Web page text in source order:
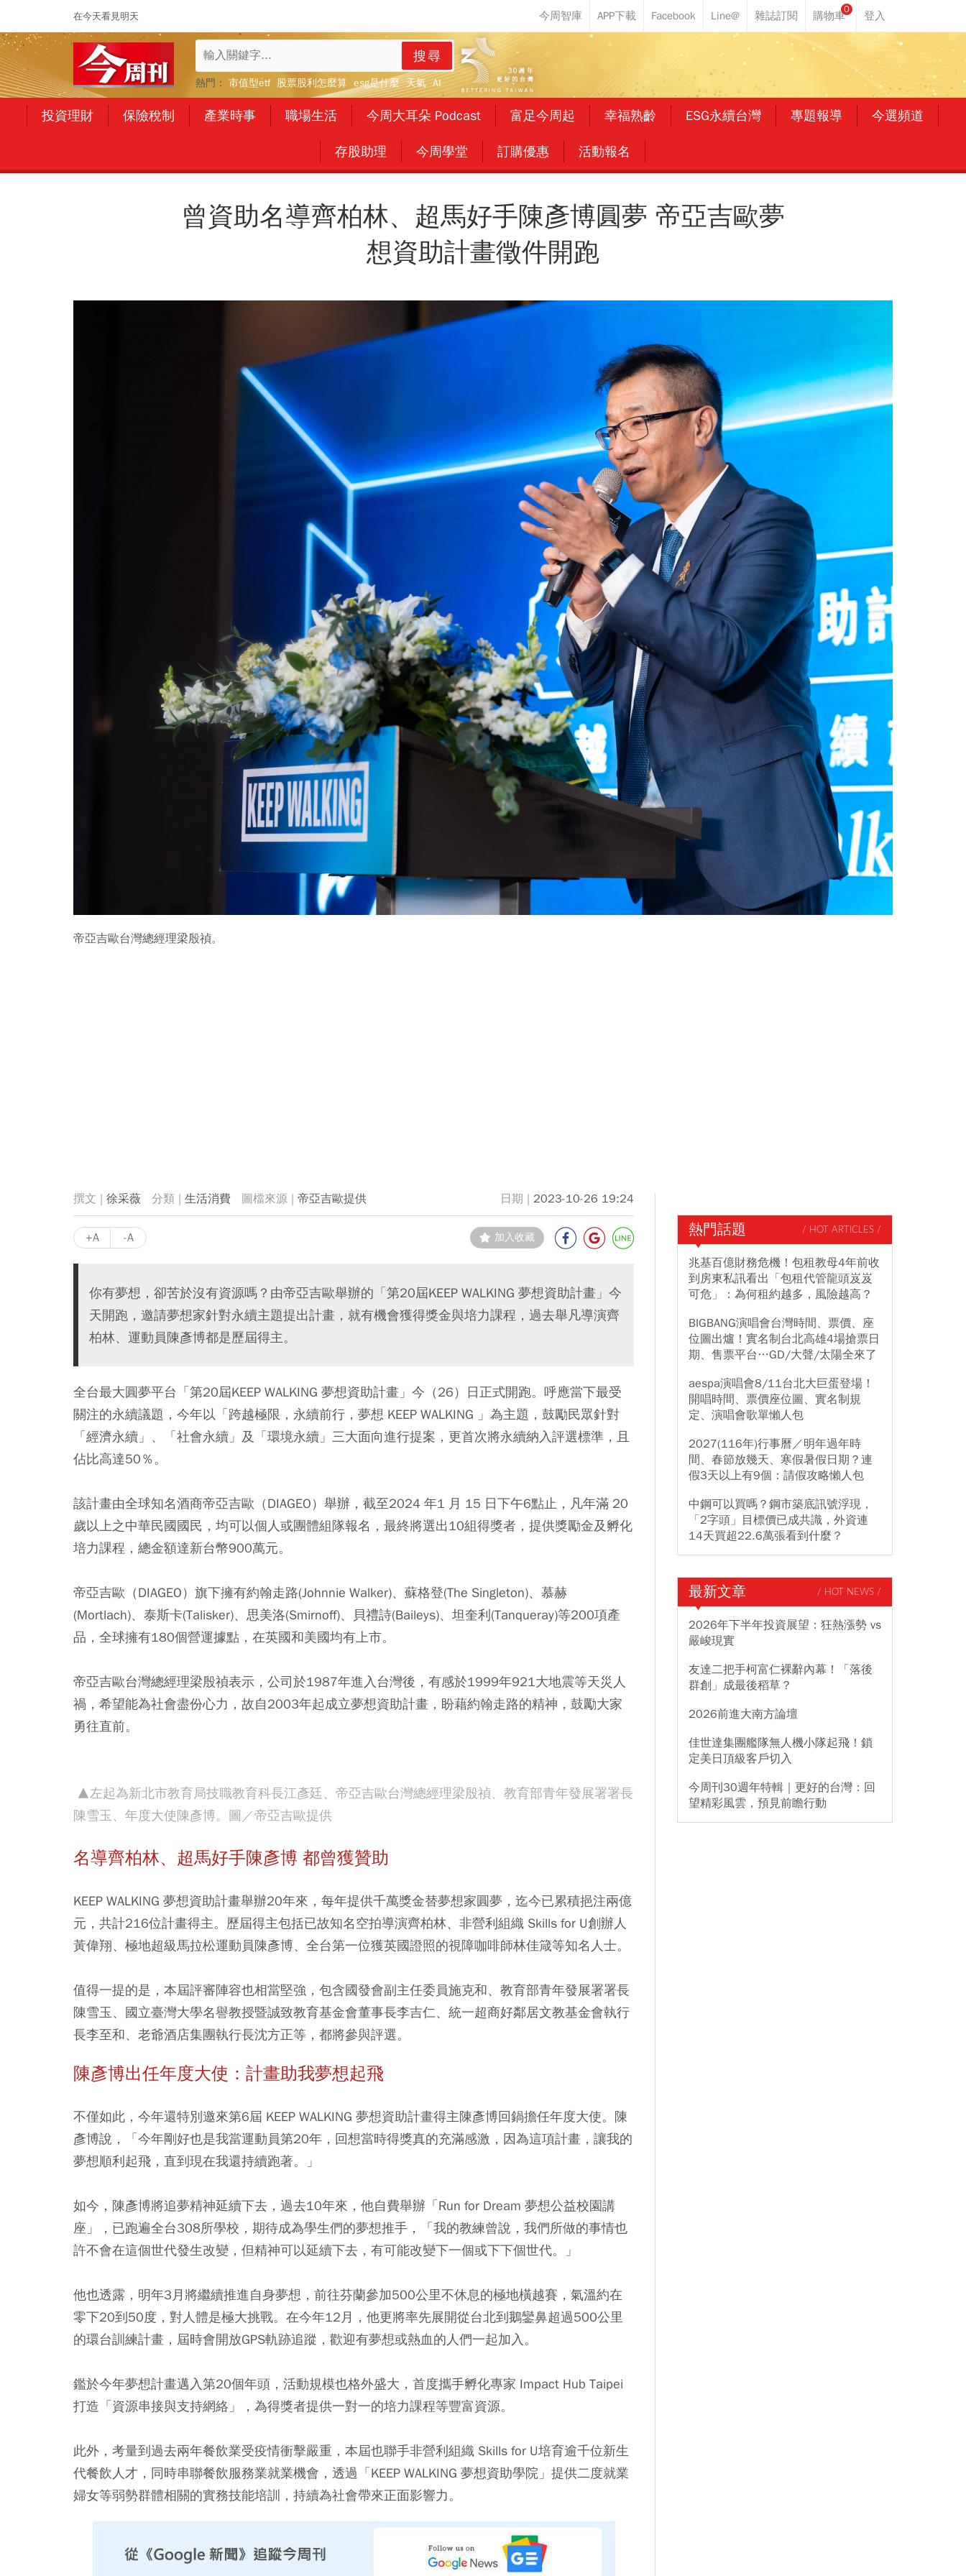
在今天看見明天
0
搜尋
熱門： 市值型etf 股票股利怎麼算 esg是什麼 天氣 AI
投資理財 保險稅制 產業時事 職場生活 今周大耳朵 Podcast 富足今周起 幸福熟齡 ESG永續台灣 專題報導 今選頻道
存股助理 今周學堂 訂購優惠 活動報名
曾資助名導齊柏林、超馬好手陳彥博圓夢 帝亞吉歐夢
想資助計畫徵件開跑
帝亞吉歐台灣總經理梁殷禎。
徐采薇 生活消費 帝亞吉歐提供 2023-10-26 19:24
+A -A 加入收藏
你有夢想，卻苦於沒有資源嗎？由帝亞吉歐舉辦的「第20屆KEEP WALKING 夢想資助計畫」今
天開跑，邀請夢想家針對永續主題提出計畫，就有機會獲得獎金與培力課程，過去舉凡導演齊
柏林、運動員陳彥博都是歷屆得主。
全台最大圓夢平台「第20屆KEEP WALKING 夢想資助計畫」今（26）日正式開跑。呼應當下最受
關注的永續議題，今年以「跨越極限，永續前行，夢想 KEEP WALKING 」為主題，鼓勵民眾針對
「經濟永續」、「社會永續」及「環境永續」三大面向進行提案，更首次將永續納入評選標準，且
佔比高達50％。
該計畫由全球知名酒商帝亞吉歐（DIAGEO）舉辦，截至2024 年1 月 15 日下午6點止，凡年滿 20
歲以上之中華民國國民，均可以個人或團體組隊報名，最終將選出10組得獎者，提供獎勵金及孵化
培力課程，總金額達新台幣900萬元。
帝亞吉歐（DIAGEO）旗下擁有約翰走路(Johnnie Walker)、蘇格登(The Singleton)、慕赫
(Mortlach)、泰斯卡(Talisker)、思美洛(Smirnoff)、貝禮詩(Baileys)、坦奎利(Tanqueray)等200項產
品，全球擁有180個營運據點，在英國和美國均有上市。
帝亞吉歐台灣總經理梁殷禎表示，公司於1987年進入台灣後，有感於1999年921大地震等天災人
禍，希望能為社會盡份心力，故自2003年起成立夢想資助計畫，盼藉約翰走路的精神，鼓勵大家
勇往直前。
▲左起為新北市教育局技職教育科長江彥廷、帝亞吉歐台灣總經理梁殷禎、教育部青年發展署署長
陳雪玉、年度大使陳彥博。圖／帝亞吉歐提供
名導齊柏林、超馬好手陳彥博 都曾獲贊助
KEEP WALKING 夢想資助計畫舉辦20年來，每年提供千萬獎金替夢想家圓夢，迄今已累積挹注兩億
元，共計216位計畫得主。歷屆得主包括已故知名空拍導演齊柏林、非營利組織 Skills for U創辦人
黃偉翔、極地超級馬拉松運動員陳彥博、全台第一位獲英國證照的視障咖啡師林佳箴等知名人士。
值得一提的是，本屆評審陣容也相當堅強，包含國發會副主任委員施克和、教育部青年發展署署長
陳雪玉、國立臺灣大學名譽教授暨誠致教育基金會董事長李吉仁、統一超商好鄰居文教基金會執行
長李至和、老爺酒店集團執行長沈方正等，都將參與評選。
陳彥博出任年度大使：計畫助我夢想起飛
不僅如此，今年還特別邀來第6屆 KEEP WALKING 夢想資助計畫得主陳彥博回鍋擔任年度大使。陳
彥博說，「今年剛好也是我當運動員第20年，回想當時得獎真的充滿感激，因為這項計畫，讓我的
夢想順利起飛，直到現在我還持續跑著。」
如今，陳彥博將追夢精神延續下去，過去10年來，他自費舉辦「Run for Dream 夢想公益校園講
座」，已跑遍全台308所學校，期待成為學生們的夢想推手，「我的教練曾說，我們所做的事情也
許不會在這個世代發生改變，但精神可以延續下去，有可能改變下一個或下下個世代。」
他也透露，明年3月將繼續推進自身夢想，前往芬蘭參加500公里不休息的極地橫越賽，氣溫約在
零下20到50度，對人體是極大挑戰。在今年12月，他更將率先展開從台北到鵝鑾鼻超過500公里
的環台訓練計畫，屆時會開放GPS軌跡追蹤，歡迎有夢想或熱血的人們一起加入。
鑑於今年夢想計畫邁入第20個年頭，活動規模也格外盛大，首度攜手孵化專家 Impact Hub Taipei
打造「資源串接與支持網絡」，為得獎者提供一對一的培力課程等豐富資源。
此外，考量到過去兩年餐飲業受疫情衝擊嚴重，本屆也聯手非營利組織 Skills for U培育逾千位新生
代餐飲人才，同時串聯餐飲服務業就業機會，透過「KEEP WALKING 夢想資助學院」提供二度就業
婦女等弱勢群體相關的實務技能培訓，持續為社會帶來正面影響力。
熱門話題 / HOT ARTICLES /
兆基百億財務危機！包租教母4年前收
到房東私訊看出「包租代管龍頭岌岌
可危」：為何租約越多，風險越高？
BIGBANG演唱會台灣時間、票價、座
位圖出爐！實名制台北高雄4場搶票日
期、售票平台…GD/大聲/太陽全來了
aespa演唱會8/11台北大巨蛋登場！
開唱時間、票價座位圖、實名制規
定、演唱會歌單懶人包
2027(116年)行事曆／明年過年時
間、春節放幾天、寒假暑假日期？連
假3天以上有9個：請假攻略懶人包
中鋼可以買嗎？鋼市築底訊號浮現，
「2字頭」目標價已成共識，外資連
14天買超22.6萬張看到什麼？
最新文章 / HOT NEWS /
2026年下半年投資展望：狂熱漲勢 vs
嚴峻現實
友達二把手柯富仁裸辭內幕！「落後
群創」成最後稻草？
2026前進大南方論壇
佳世達集團艦隊無人機小隊起飛！鎖
定美日頂級客戶切入
今周刊30週年特輯｜更好的台灣：回
望精彩風雲，預見前瞻行動